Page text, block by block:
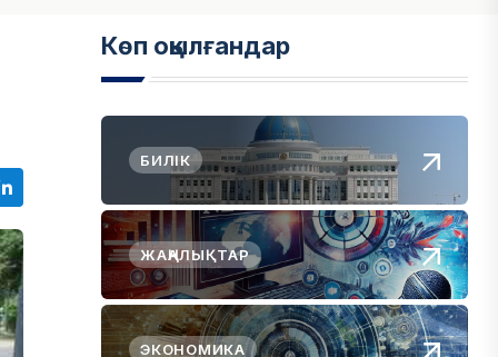
Көп оқылғандар
БИЛІК
ЖАҢАЛЫҚТАР
ЭКОНОМИКА